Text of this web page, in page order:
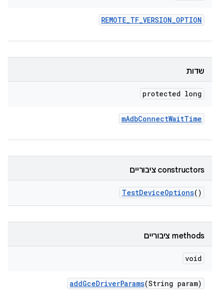
REMOTE_TF_VERSION_OPTION
שדות
protected long
mAdbConnectWaitTime
‫constructors ציבוריים
TestDeviceOptions()
‫methods ציבוריים
void
addGceDriverParams(String param)